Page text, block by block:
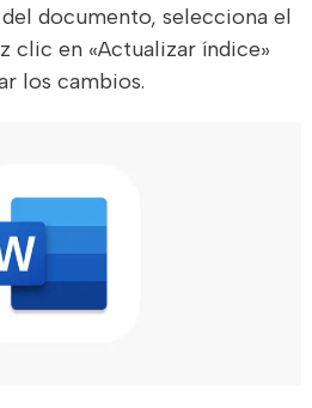
documento, selecciona el
clic en «Actualizar índice»
los cambios.